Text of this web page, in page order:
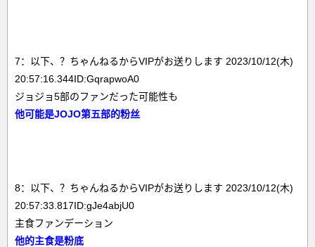
7：以下、？ちゃんねるからVIPがお送りします 2023/10/12(木)
20:57:16.344ID:GqrapwoA0
ジョジョ5部のファンだった可能性も
他可能是JOJO第五部的粉丝
8：以下、？ちゃんねるからVIPがお送りします 2023/10/12(木)
20:57:33.817ID:gJe4abjU0
主食ファンデーション
他的主食是粉底